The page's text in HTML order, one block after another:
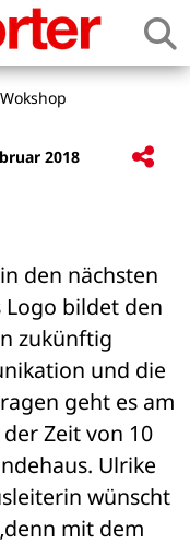
2018
den nächsten
Logo bildet den
zukünftig
und die
geht es am
Zeit von 10
Ulrike
wünscht
mit dem